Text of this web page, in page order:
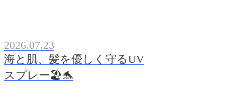
2026.07.23
海と肌、髪を優しく守るUV
スプレー🏖️🐬